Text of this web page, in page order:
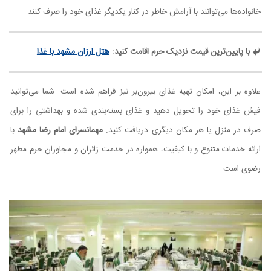
خانواده‌ها می‌توانند با آرامش خاطر در کنار یکدیگر غذای خود را صرف کنند.
با پایین‌ترین قیمت نزدیک حرم اقامت کنید:هتل ارزان مشهد با غذا
علاوه بر این، امکان تهیه غذای بیرون‌بر نیز فراهم شده است. شما می‌توانید
فیش غذای خود را تحویل دهید و غذای بسته‌بندی شده و بهداشتی را برای
صرف در منزل یا هر مکان دیگری دریافت کنید. مهمانسرای امام رضا مشهد با
ارائه خدمات متنوع و با کیفیت، همواره در خدمت زائران و مجاوران حرم مطهر
رضوی است.